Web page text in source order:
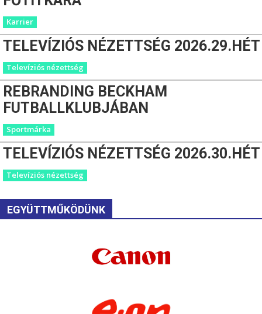
Karrier
TELEVÍZIÓS NÉZETTSÉG 2026.29.HÉT
Televíziós nézettség
REBRANDING BECKHAM
FUTBALLKLUBJÁBAN
Sportmárka
TELEVÍZIÓS NÉZETTSÉG 2026.30.HÉT
Televíziós nézettség
EGYÜTTMŰKÖDÜNK